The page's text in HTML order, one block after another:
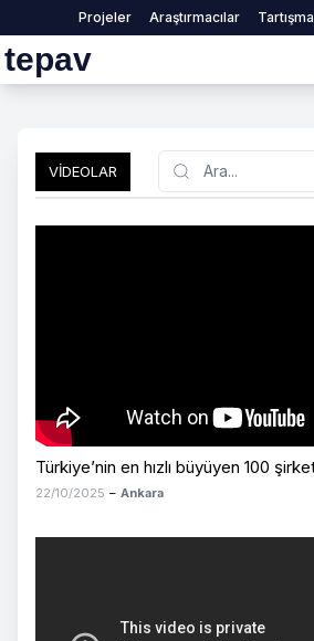
Projeler Araştırmacılar
tepav
VIDEOLAR
Search
Türkiye’nin en hızlı büyüyen 100
22/10/2025 – Ankara